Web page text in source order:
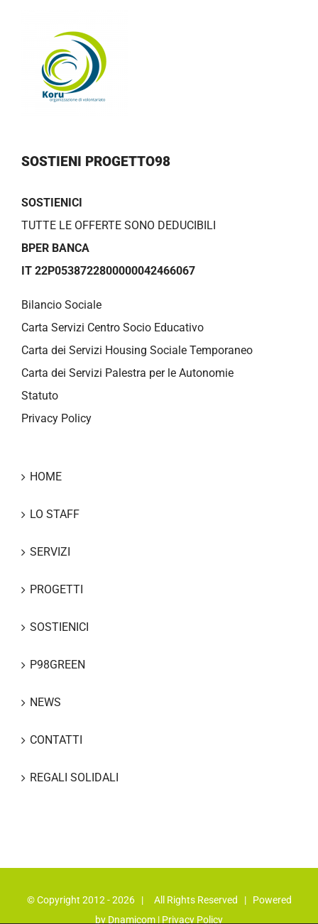
SOSTIENI PROGETTO98
SOSTIENICI
TUTTE LE OFFERTE SONO DEDUCIBILI
BPER BANCA
IT 22P0538722800000042466067
Bilancio Sociale
Carta Servizi Centro Socio Educativo
Carta dei Servizi Housing Sociale Temporaneo
Carta dei Servizi Palestra per le Autonomie
Statuto
Privacy Policy
HOME
LO STAFF
SERVIZI
PROGETTI
SOSTIENICI
P98GREEN
NEWS
CONTATTI
REGALI SOLIDALI
© Copyright 2012 -2026 | All Rights Reserved | Powered
by Dnamicom | Privacy Policy